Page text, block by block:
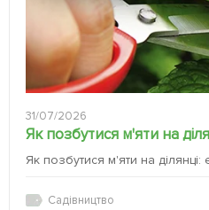
31/07/2026
Як позбутися м'яти на
Як позбутися м'яти на
Садівництво